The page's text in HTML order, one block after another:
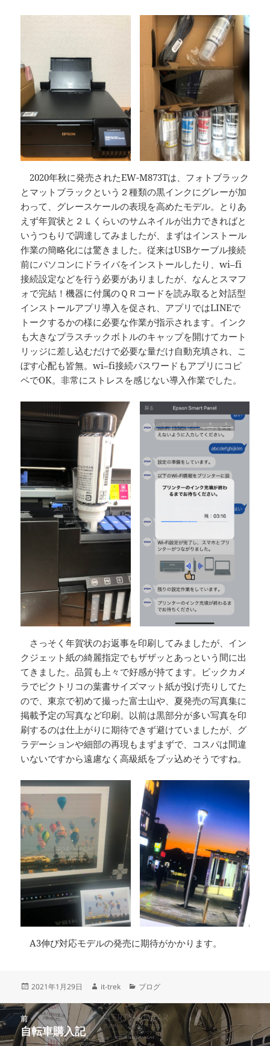
2020年秋に発売されたEW-M873Tは、フォトブラック
とマットブラックという２種類の黒インクにグレーが加
わって、グレースケールの表現を高めたモデル。とりあ
えず年賀状と２Ｌくらいのサムネイルが出力できればと
いうつもりで調達してみましたが、まずはインストール
作業の簡略化には驚きました。従来はUSBケーブル接続
前にパソコンにドライバをインストールしたり、wi–fi
接続設定などを行う必要がありましたが、なんとスマフ
ォで完結！機器に付属のＱＲコードを読み取ると対話型
インストールアプリ導入を促され、アプリではLINEで
トークするかの様に必要な作業が指示されます。インク
も大きなプラスチックボトルのキャップを開けてカート
リッジに差し込むだけで必要な量だけ自動充填され、こ
ぼす心配も皆無。wi–fi接続パスワードもアプリにコピ
ペでOK。非常にストレスを感じない導入作業でした。
さっそく年賀状のお返事を印刷してみましたが、イン
クジェット紙の綺麗指定でもザザッとあっという間に出
てきました。品質も上々で好感が持てます。ビックカメ
ラでピクトリコの葉書サイズマット紙が投げ売りしてた
ので、東京で初めて撮った富士山や、夏発売の写真集に
掲載予定の写真など印刷。以前は黒部分が多い写真を印
刷するのは仕上がりに期待できず避けていましたが、グ
ラデーションや細部の再現もまずまずで、コスパは間違
いないですから遠慮なく高級紙をブッ込めそうですね。
A3伸び対応モデルの発売に期待がかかります。
投
日:
2021年1月29日
作
者
it-trek
カ
ゴ
リ
ー
ブログ
投
稿
ナ
前
前
自転車購入記